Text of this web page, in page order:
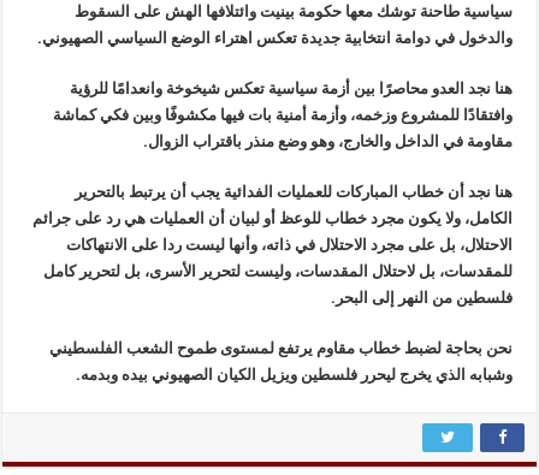
سياسية طاحنة توشك معها حكومة بينيت وائتلافها الهش على السقوط
والدخول في دوامة انتخابية جديدة تعكس اهتراء الوضع السياسي الصهيوني.
هنا نجد العدو محاصرًا بين أزمة سياسية تعكس شيخوخة وانعدامًا للرؤية
وافتقادًا للمشروع وزخمه، وأزمة أمنية بات فيها مكشوفًا وبين فكي كماشة
مقاومة في الداخل والخارج، وهو وضع منذر باقتراب الزوال.
هنا نجد أن خطاب المباركات للعمليات الفدائية يجب أن يرتبط بالتحرير
الكامل، ولا يكون مجرد خطاب للوعظ أو لبيان أن العمليات هي رد على جرائم
الاحتلال، بل على مجرد الاحتلال في ذاته، وأنها ليست ردا على الانتهاكات
للمقدسات، بل لاحتلال المقدسات، وليست لتحرير الأسرى، بل لتحرير كامل
فلسطين من النهر إلى البحر.
نحن بحاجة لضبط خطاب مقاوم يرتفع لمستوى طموح الشعب الفلسطيني
وشبابه الذي يخرج ليحرر فلسطين ويزيل الكيان الصهيوني بيده وبدمه.